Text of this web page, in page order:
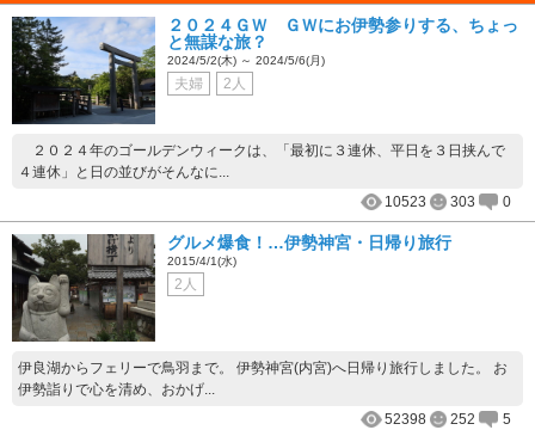
２０２４ＧＷ ＧＷにお伊勢参りする、ちょっ
と無謀な旅？
2024/5/2(木) ～ 2024/5/6(月)
夫婦 2人
２０２４年のゴールデンウィークは、「最初に３連休、平日を３日挟んで
４連休」と日の並びがそんなに...
10523
303 0
グルメ爆食！…伊勢神宮・日帰り旅行
2015/4/1(水)
2人
伊良湖からフェリーで鳥羽まで。 伊勢神宮(内宮)へ日帰り旅行しました。 お
伊勢詣りで心を清め、おかげ...
52398
252 5